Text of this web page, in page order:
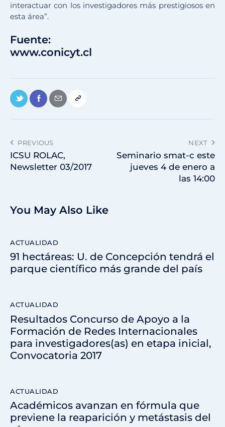
interactuar con los investigadores más prestigiosos en
esta área”.
Fuente:
www.conicyt.cl
PREVIOUS
ICSU ROLAC,
Newsletter 03/2017
NEXT
Seminario smat-c este
jueves 4 de enero a
las 14:00
You May Also Like
ACTUALIDAD
91 hectáreas: U. de Concepción tendrá el
parque científico más grande del país
ACTUALIDAD
Resultados Concurso de Apoyo a la
Formación de Redes Internacionales
para investigadores(as) en etapa inicial,
Convocatoria 2017
ACTUALIDAD
Académicos avanzan en fórmula que
previene la reaparición y metástasis del